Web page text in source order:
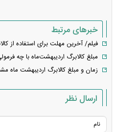
خبرهای مرتبط
فیلم/ آخرین مهلت برای استفاده از کالابرگ
مبلغ کالابرگ اردیبهشت‌ماه با چه
زمان و مبلغ کالابرگ اردیبهشت
ارسال نظر